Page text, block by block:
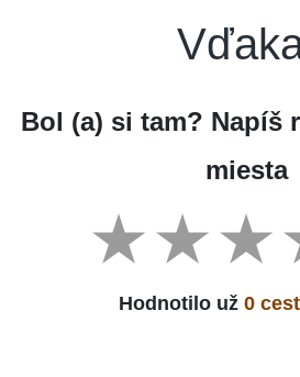
Bol (a) si tam? Napíš
miesta
Hodnotilo už 0